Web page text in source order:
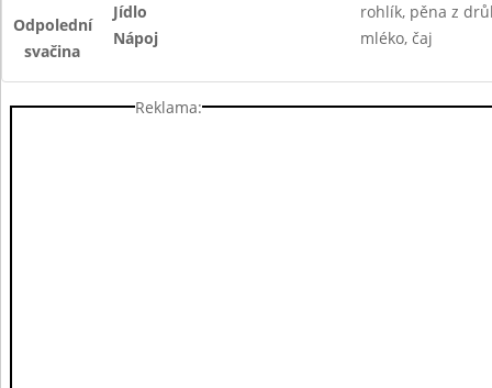
Odpolední
svačina
Jídlo
rohlík, pěna z
Nápoj
mléko, čaj
Reklama: